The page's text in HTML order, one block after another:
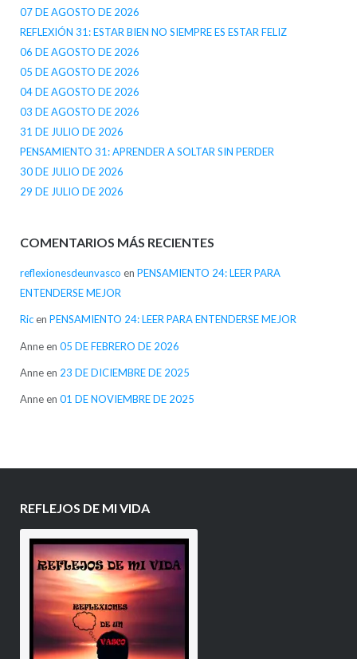
07 DE AGOSTO DE 2026
REFLEXIÓN 31: ESTAR BIEN NO SIEMPRE ES ESTAR FELIZ
06 DE AGOSTO DE 2026
05 DE AGOSTO DE 2026
04 DE AGOSTO DE 2026
03 DE AGOSTO DE 2026
31 DE JULIO DE 2026
PENSAMIENTO 31: APRENDER A SOLTAR SIN PERDER
30 DE JULIO DE 2026
29 DE JULIO DE 2026
COMENTARIOS MÁS RECIENTES
reflexionesdeunvasco en PENSAMIENTO 24: LEER PARA
ENTENDERSE MEJOR
Ricen PENSAMIENTO 24: LEER PARA ENTENDERSE MEJOR
Anneen 05 DE FEBRERO DE 2026
Anneen 23 DE DICIEMBRE DE 2025
Anneen 01 DE NOVIEMBRE DE 2025
REFLEJOS DE MI VIDA